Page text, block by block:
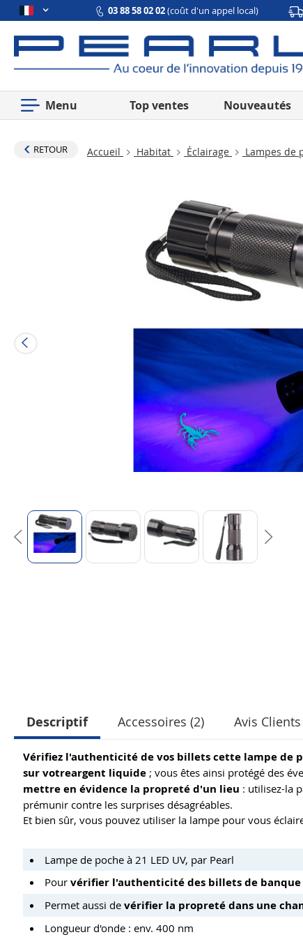
03 88 58 02 02(coût d'un appel local)
Menu Top ventes Nouveautés
RETOUR Accueil Habitat Éclairage Lampes de
Descriptif Accessoires (2) Avis Clients
Vérifiez l'authenticité de vos billets cette lampe de
sur votreargent liquide ; vous êtes ainsi protégé des
mettre en évidence la propreté d'un lieu : utilisez-la
prémunir contre les surprises désagréables.
Et bien sûr, vous pouvez utiliser la lampe pour vous
Lampe de poche à 21 LED UV, par Pearl
Pour vérifier l'authenticité des billets de banque
Permet aussi de vérifier la propreté dans une
Longueur d'onde : env. 400 nm